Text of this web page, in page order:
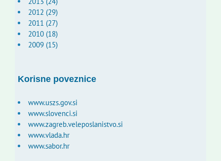
2012 (29)
2011 (27)
2010 (18)
2009 (15)
Korisne poveznice
www.uszs.gov.si
www.slovenci.si
www.zagreb.veleposlanistvo.si
www.vlada.hr
www.sabor.hr